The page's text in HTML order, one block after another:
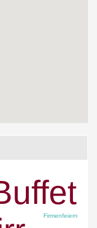
Firmenfeiern